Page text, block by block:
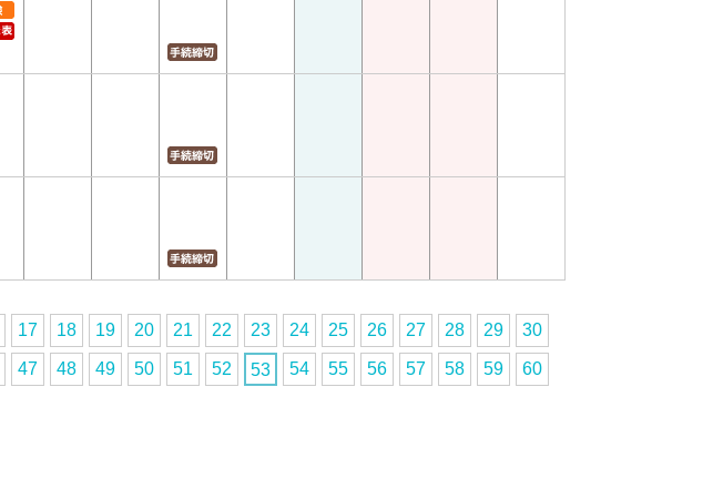
17 18 19 20 21 22 23 24 25 26 27 28 29 30
47 48 49 50 51 52 53 54 55 56 57 58 59 60